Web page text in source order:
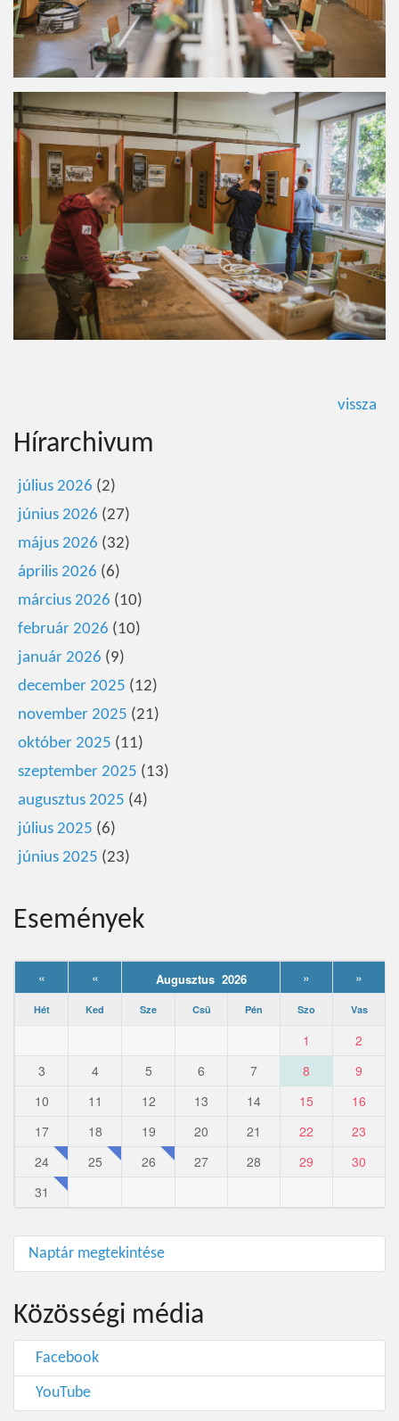
vissza
Hírarchivum
július 2026 (2)
június 2026 (27)
május 2026 (32)
április 2026 (6)
március 2026 (10)
február 2026 (10)
január 2026 (9)
december 2025 (12)
november 2025 (21)
október 2025 (11)
szeptember 2025 (13)
augusztus 2025 (4)
július 2025 (6)
június 2025 (23)
Események
« « Augusztus 2026 » »
Hét Ked Sze Csü Pén Szo Vas
1
2
3
4 5 6 7 8
9
10
11 12 13 14 15
16
17
18 19 20 21 22
23
24
25 26 27 28 29
30
31
Naptár megtekintése
Közösségi média
Facebook
YouTube